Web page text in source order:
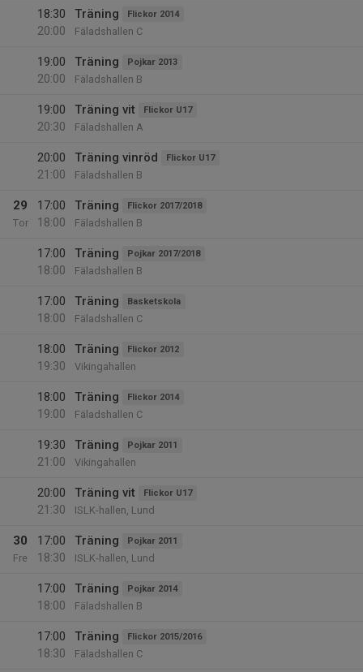
18:30
20:00
Träning Flickor 2014
Fäladshallen C
19:00
20:00
Träning Pojkar 2013
Fäladshallen B
19:00
20:30
Träning vit Flickor U17
Fäladshallen A
20:00
21:00
Träning vinröd Flickor U17
Fäladshallen B
29
Tor
17:00
18:00
Träning Flickor 2017/2018
Fäladshallen B
17:00
18:00
Träning Pojkar 2017/2018
Fäladshallen B
17:00
18:00
Träning Basketskola
Fäladshallen C
18:00
19:30
Träning Flickor 2012
Vikingahallen
18:00
19:00
Träning Flickor 2014
Fäladshallen C
19:30
21:00
Träning Pojkar 2011
Vikingahallen
20:00
21:30
Träning vit Flickor U17
ISLK-hallen, Lund
30
Fre
17:00
18:30
Träning Pojkar 2011
ISLK-hallen, Lund
17:00
18:00
Träning Pojkar 2014
Fäladshallen B
17:00
18:30
Träning Flickor 2015/2016
Fäladshallen C